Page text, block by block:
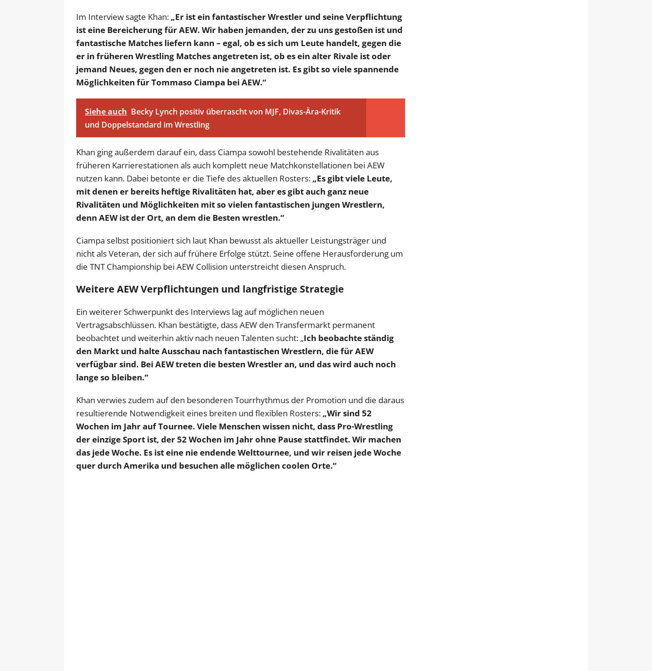
Im Interview sagte Khan: „Er ist ein fantastischer Wrestler und seine Verpflichtung
ist eine Bereicherung für AEW. Wir haben jemanden, der zu uns gestoßen ist und
fantastische Matches liefern kann – egal, ob es sich um Leute handelt, gegen die
er in früheren Wrestling Matches angetreten ist, ob es ein alter Rivale ist oder
jemand Neues, gegen den er noch nie angetreten ist. Es gibt so viele spannende
Möglichkeiten für Tommaso Ciampa bei AEW.“
Siehe auch Becky Lynch positiv überrascht von MJF, Divas-Ära-Kritik
und Doppelstandard im Wrestling
Khan ging außerdem darauf ein, dass Ciampa sowohl bestehende Rivalitäten aus
früheren Karrierestationen als auch komplett neue Matchkonstellationen bei AEW
nutzen kann. Dabei betonte er die Tiefe des aktuellen Rosters: „Es gibt viele Leute,
mit denen er bereits heftige Rivalitäten hat, aber es gibt auch ganz neue
Rivalitäten und Möglichkeiten mit so vielen fantastischen jungen Wrestlern,
denn AEW ist der Ort, an dem die Besten wrestlen.“
Ciampa selbst positioniert sich laut Khan bewusst als aktueller Leistungsträger und
nicht als Veteran, der sich auf frühere Erfolge stützt. Seine offene Herausforderung um
die TNT Championship bei AEW Collision unterstreicht diesen Anspruch.
Weitere AEW Verpflichtungen und langfristige Strategie
Ein weiterer Schwerpunkt des Interviews lag auf möglichen neuen
Vertragsabschlüssen. Khan bestätigte, dass AEW den Transfermarkt permanent
beobachtet und weiterhin aktiv nach neuen Talenten sucht: „Ich beobachte ständig
den Markt und halte Ausschau nach fantastischen Wrestlern, die für AEW
verfügbar sind. Bei AEW treten die besten Wrestler an, und das wird auch noch
lange so bleiben.“
Khan verwies zudem auf den besonderen Tourrhythmus der Promotion und die daraus
resultierende Notwendigkeit eines breiten und flexiblen Rosters: „Wir sind 52
Wochen im Jahr auf Tournee. Viele Menschen wissen nicht, dass Pro-Wrestling
der einzige Sport ist, der 52 Wochen im Jahr ohne Pause stattfindet. Wir machen
das jede Woche. Es ist eine nie endende Welttournee, und wir reisen jede Woche
quer durch Amerika und besuchen alle möglichen coolen Orte.“